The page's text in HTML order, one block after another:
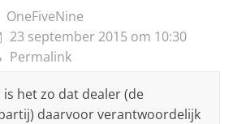
OneFiveNine
23 september 2015 om 10:30
Permalink
het zo dat dealer (de
daarvoor verantwoordelijk